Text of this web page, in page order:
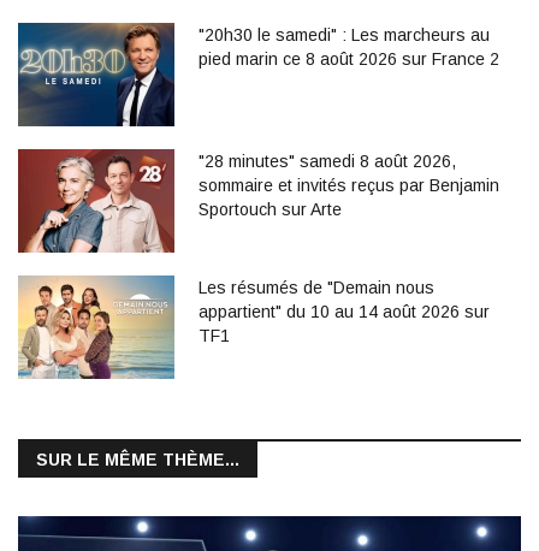
"20h30 le samedi" : Les marcheurs au
pied marin ce 8 août 2026 sur France 2
"28 minutes" samedi 8 août 2026,
sommaire et invités reçus par Benjamin
Sportouch sur Arte
Les résumés de "Demain nous
appartient" du 10 au 14 août 2026 sur
TF1
SUR LE MÊME THÈME...